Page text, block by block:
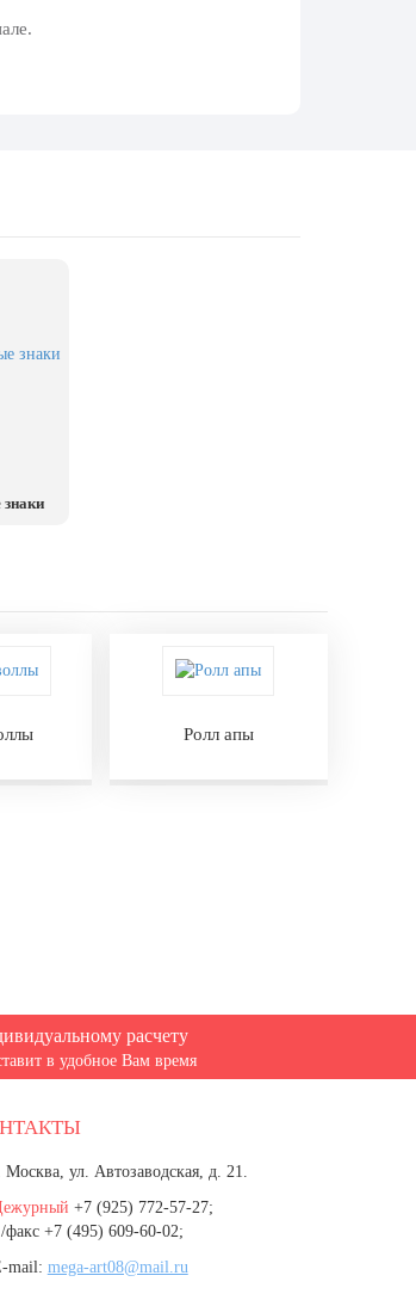
Ролл апы
расчету
в удобное Вам время
Москва, ул. Автозаводская, д. 21.
+7 (925) 772-57-27;
факс +7 (495) 609-60-02;
mail: mega-art08@mail.ru